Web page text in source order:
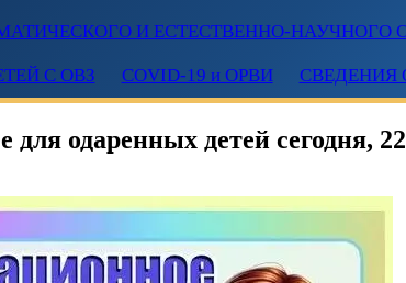
И ЕСТЕСТВЕННО-НАУЧНОГО
С ОВЗ COVID-19 и ОРВИ СВЕДЕНИЯ
одаренных детей сегодня,